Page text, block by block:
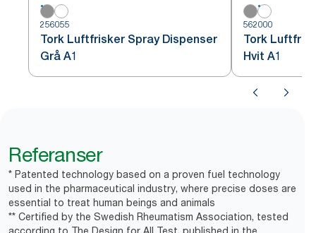
256055
Tork Luftfrisker Spray Dispenser
Grå A1
562000
Tork
Hvit A1
Referanser
* Patented technology based on a proven fuel technology
used in the pharmaceutical industry, where precise doses are
essential to treat human beings and animals
** Certified by the Swedish Rheumatism Association, tested
according to The Design for All Test, published in the